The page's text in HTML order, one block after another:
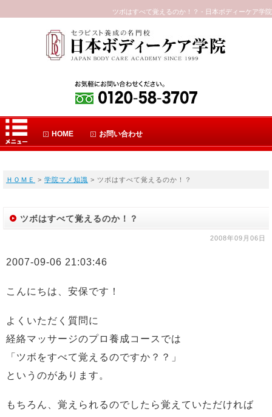
ツボはすべて覚えるのか！？ - 日本ボディーケア学院
HOME お問い合わせ
ＨＯＭＥ > 学院マメ知識 > ツボはすべて覚えるのか！？
ツボはすべて覚えるのか！？
2008年09月06日
2007-09-06 21:03:46
こんにちは、安保です！
よくいただく質問に
経絡マッサージのプロ養成コースでは
「ツボをすべて覚えるのですか？？」
というのがあります。
もちろん、覚えられるのでしたら覚えていただければ